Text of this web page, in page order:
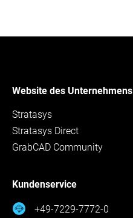
Website des Unternehmens
Stratasys
Stratasys Direct
GrabCAD Community
Kundenservice
+49-7229-7772-0